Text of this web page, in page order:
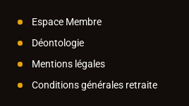
Espace Membre
Déontologie
Mentions légales
Conditions générales retraite